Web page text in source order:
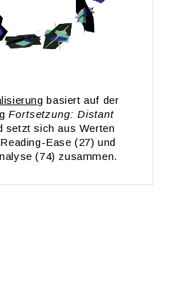
ba­siert auf der
Fort­set­zung: Dis­tant
setzt sich aus Wer­ten
Ea­se (27) und
(74) zu­sam­men.